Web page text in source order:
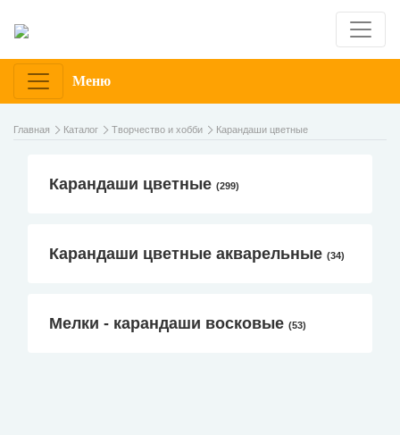
Меню
Главная Каталог Творчество и хобби Карандаши цветные
Карандаши цветные (299)
Карандаши цветные акварельные (34)
Мелки - карандаши восковые (53)